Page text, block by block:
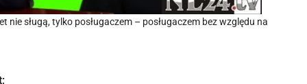
sługą, tylko posługaczem – posługaczem bez względu na